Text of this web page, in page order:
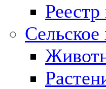
Сельское